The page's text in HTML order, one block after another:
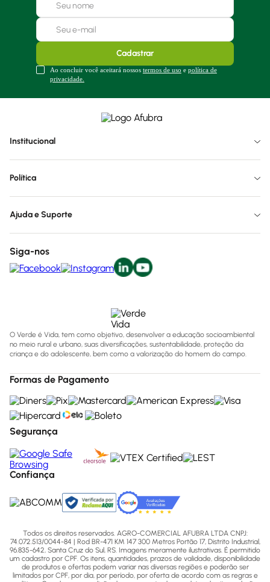
Cadastrar
Ao concluir você aceitará nossos termos de uso e política de
privacidade.
Institucional
Política
Ajuda e Suporte
Siga-nos
O Verde é Vida, tem como objetivo, desenvolver a educação socioambiental
no meio rural e urbano, suas diversificações, sustentabilidade, proteção da
criança e do adolescente, bem como a valorização do homem do campo.
Formas de Pagamento
Segurança
Confiança
Todos os direitos reservados. AGRO-COMERCIAL AFUBRA LTDA CNPJ:
74.072.513/0044-84 | Rod BR-471 KM 147 300 Metros Portão 17, Distrito Industrial,
96.835-642, Santa Cruz do Sul, RS. Imagens meramente ilustrativas. É permitido
um cadastro por CPF. Os itens, quantidades, prazos de validade, disponibilidade
de produtos e ofertas podem variar nas diversas regiões e poderão ser
limitados por CPF, por dia, por período, por oferta de acordo com as regras e